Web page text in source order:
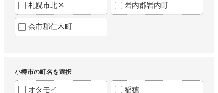
札幌市北区 岩内郡岩内町
余市郡仁木町
小樽市の町名を選択
オタモイ 稲穂